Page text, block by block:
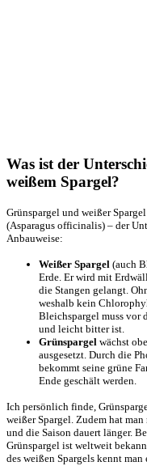
Was ist der
weißem Spargel?
Grünspargel und weißer
(Asparagus officinalis) – der
Anbauweise:
Weißer Spargel (auch
Erde. Er wird mit
die Stangen gelangt.
weshalb kein
Bleichspargel muss vor
und leicht bitter ist.
Grünspargel wächst
ausgesetzt. Durch die
bekommt seine grüne
Ende geschält werden.
Ich persönlich finde,
weißer Spargel. Zudem hat
und die Saison dauert länger.
Grünspargel ist weltweit
des weißen Spargels kennt